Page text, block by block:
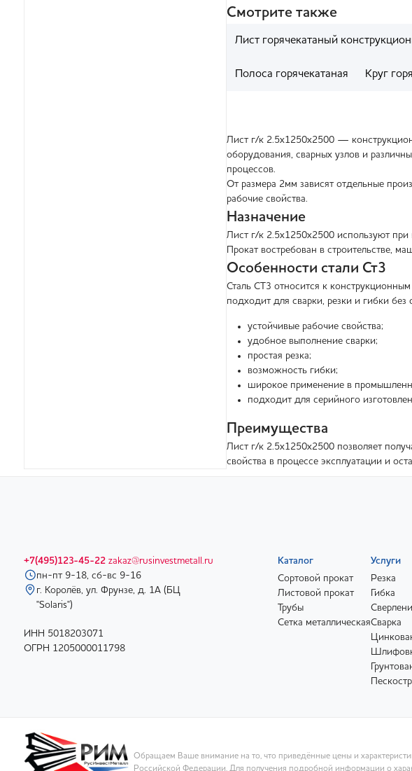
Смотрите также
Лист горячекатаный
Полоса горячекатаная Круг
Лист г/к 2.5х1250х2500 —
оборудования, сварных узлов и
процессов.
От размера 2мм зависят отдельные
рабочие свойства.
Назначение
Лист г/к 2.5х1250х2500 используют при
Прокат востребован в строительстве,
Особенности стали Ст3
Сталь СТ3 относится к
подходит для сварки, резки и гибки
устойчивые рабочие свойства;
удобное выполнение сварки;
простая резка;
возможность гибки;
широкое применение в
подходит для серийного
Преимущества
Лист г/к 2.5х1250х2500 позволяет
свойства в процессе эксплуатации и
+7(495)123-45-22 zakaz@rusinvestmetall.ru
пн-пт 9-18, сб-вс 9-16
г. Королёв, ул. Фрунзе, д. 1А (БЦ
"Solaris")
ИНН 5018203071
ОГРН 1205000011798
Каталог
Сортовой прокат
Листовой прокат
Трубы
Сетка металлическая
Услуги
Резка
Гибка
Сварка
Обращаем Ваше внимание на то, что приведённые цены и
Российской Федерации. Для получения подробной информации о